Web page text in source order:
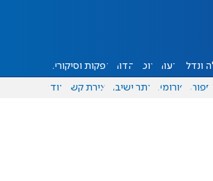
ונדל"ן דעות אוכל יהדות הפקות וסיקורים
ספורט פורומים אתר ישיבה יצירת קשר עוד